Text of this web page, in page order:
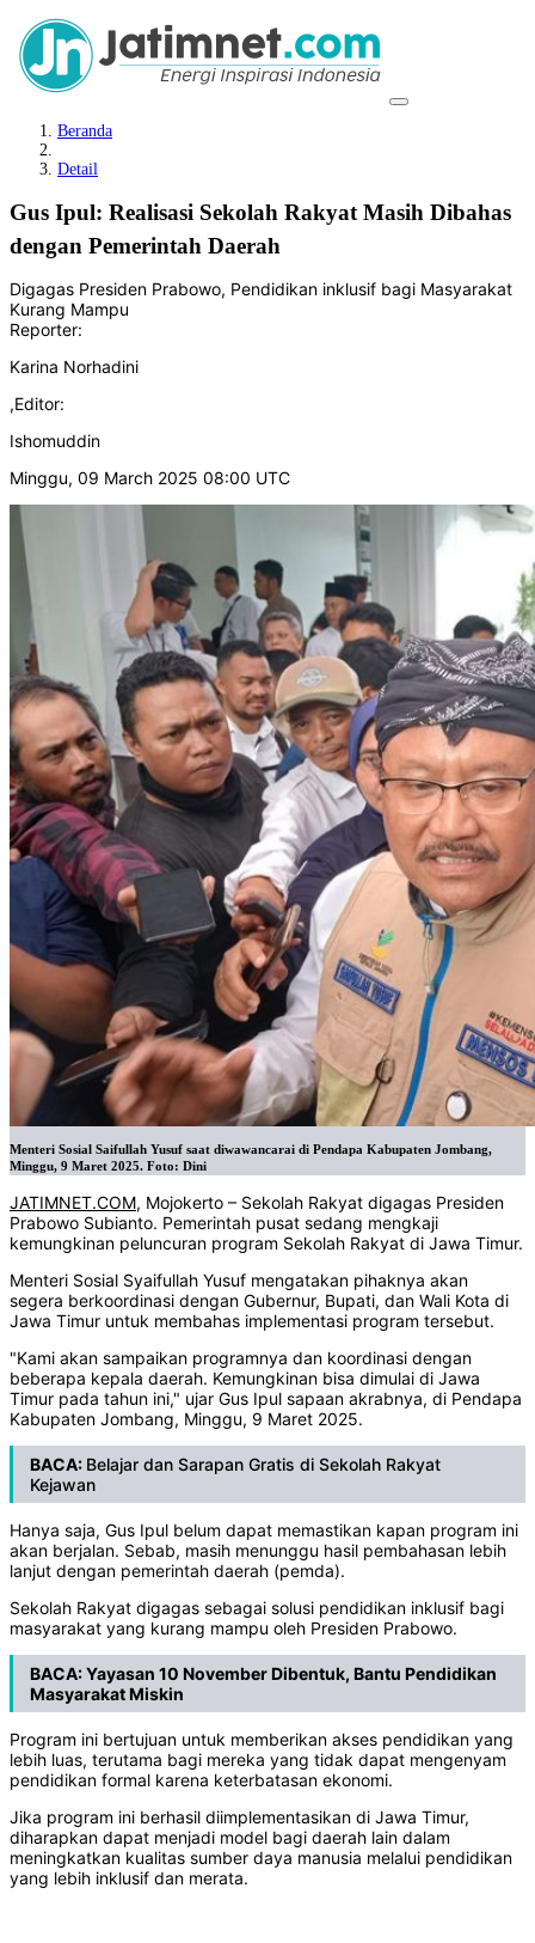
Beranda
Detail
Gus Ipul: Realisasi Sekolah Rakyat Masih Dibahas
dengan Pemerintah Daerah
Digagas Presiden Prabowo, Pendidikan inklusif bagi Masyarakat
Kurang Mampu
Reporter:
Karina Norhadini
,Editor:
Ishomuddin
Minggu, 09 March 2025 08:00 UTC
Menteri Sosial Saifullah Yusuf saat diwawancarai di Pendapa Kabupaten Jombang,
Minggu, 9 Maret 2025. Foto: Dini
JATIMNET.COM, Mojokerto – Sekolah Rakyat digagas Presiden
Prabowo Subianto. Pemerintah pusat sedang mengkaji
kemungkinan peluncuran program Sekolah Rakyat di Jawa Timur.
Menteri Sosial Syaifullah Yusuf mengatakan pihaknya akan
segera berkoordinasi dengan Gubernur, Bupati, dan Wali Kota di
Jawa Timur untuk membahas implementasi program tersebut.
"Kami akan sampaikan programnya dan koordinasi dengan
beberapa kepala daerah. Kemungkinan bisa dimulai di Jawa
Timur pada tahun ini," ujar Gus Ipul sapaan akrabnya, di Pendapa
Kabupaten Jombang, Minggu, 9 Maret 2025.
BACA: Belajar dan Sarapan Gratis di Sekolah Rakyat
Kejawan
Hanya saja, Gus Ipul belum dapat memastikan kapan program ini
akan berjalan. Sebab, masih menunggu hasil pembahasan lebih
lanjut dengan pemerintah daerah (pemda).
Sekolah Rakyat digagas sebagai solusi pendidikan inklusif bagi
masyarakat yang kurang mampu oleh Presiden Prabowo.
BACA:Yayasan 10 November Dibentuk, Bantu Pendidikan
Masyarakat Miskin
Program ini bertujuan untuk memberikan akses pendidikan yang
lebih luas, terutama bagi mereka yang tidak dapat mengenyam
pendidikan formal karena keterbatasan ekonomi.
Jika program ini berhasil diimplementasikan di Jawa Timur,
diharapkan dapat menjadi model bagi daerah lain dalam
meningkatkan kualitas sumber daya manusia melalui pendidikan
yang lebih inklusif dan merata.